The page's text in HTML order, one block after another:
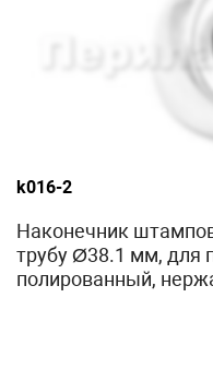
k016-2
Наконечник
трубу Ø38.1 мм, для
полированный,